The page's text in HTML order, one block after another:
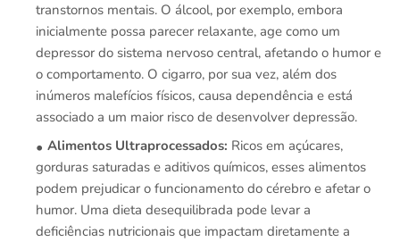
transtornos mentais. O álcool, por exemplo, embora
inicialmente possa parecer relaxante, age como um
depressor do sistema nervoso central, afetando o humor e
o comportamento. O cigarro, por sua vez, além dos
inúmeros malefícios físicos, causa dependência e está
associado a um maior risco de desenvolver depressão.
Alimentos Ultraprocessados: Ricos em açúcares,
gorduras saturadas e aditivos químicos, esses alimentos
podem prejudicar o funcionamento do cérebro e afetar o
humor. Uma dieta desequilibrada pode levar a
deficiências nutricionais que impactam diretamente a